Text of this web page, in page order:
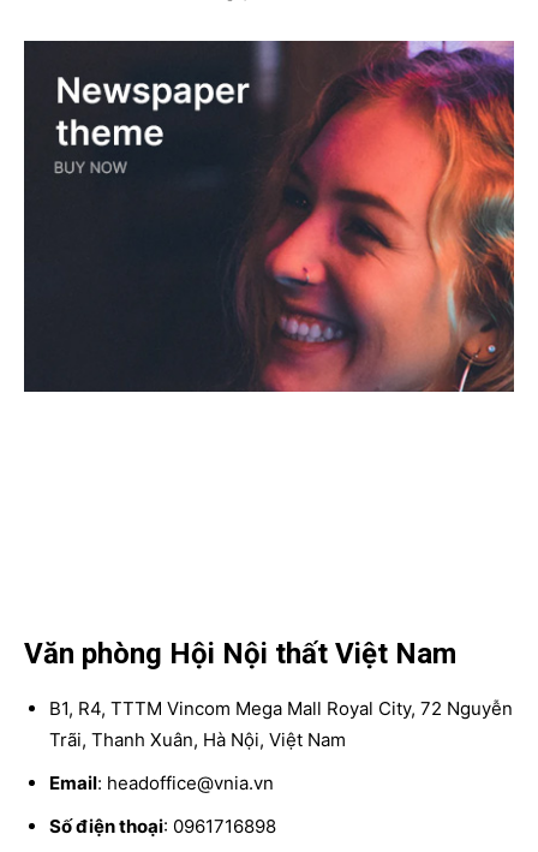
Văn phòng Hội Nội thất Việt Nam
B1, R4, TTTM Vincom Mega Mall Royal City, 72 Nguyễn
Trãi, Thanh Xuân, Hà Nội, Việt Nam
Email: headoffice@vnia.vn
Số điện thoại: 0961716898